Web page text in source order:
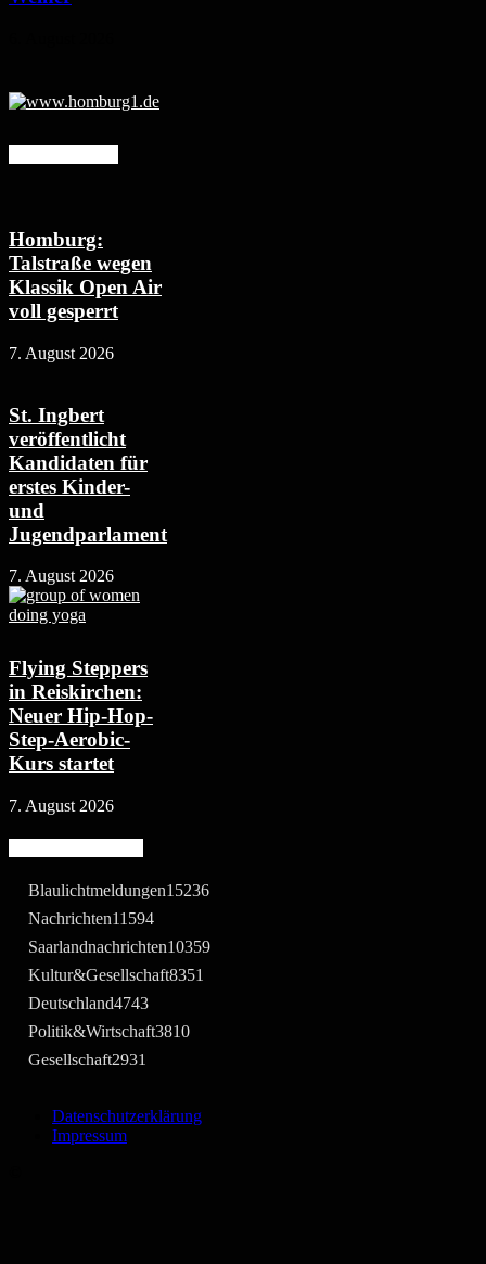
Homburg:
Talstraße wegen
Klassik Open Air
voll gesperrt
7. August 2026
St. Ingbert
veröffentlicht
Kandidaten für
erstes Kinder-
und
Jugendparlament
7. August 2026
Flying Steppers
in Reiskirchen:
Neuer Hip-Hop-
Step-Aerobic-
Kurs startet
7. August 2026
Blaulichtmeldungen15236
Nachrichten11594
Saarlandnachrichten10359
Kultur&Gesellschaft8351
Deutschland4743
Politik&Wirtschaft3810
Gesellschaft2931
Datenschutzerklärung
Impressum